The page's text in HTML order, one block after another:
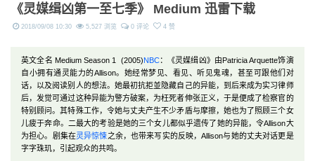
《灵媒缉凶第一至七季》 Medium 迅雷下载
2018/09/08 10:30 5,527 浏览 0 评论 4 赞
英文全名 Medium Season 1 (2005)NBC：《灵媒缉凶》由Patricia Arquette饰演
自小拥有通灵能力的Allison。她经常梦见、看见、听见鬼魂，甚至可跟他们对
话，以及阅读别人的想法。她最初抗拒並隐藏自己的异能，到后来成为实习律师
后，发觉可通过这种异能为警方破案，为枉死者伸张正义，于是便成了检察官的
特别顾问。其特殊工作，令她与丈夫产生不少矛盾与摩擦，她也为了照顾三个女
儿疲于奔命。二最大的考验是她的三个女儿都似乎遗传了她的异能，令Allison大
为担心。剧集在灵异惊悚之余，也带来写实的反映，Allison与她的丈夫对话更是
字字珠玑，引起观众的共鸣。